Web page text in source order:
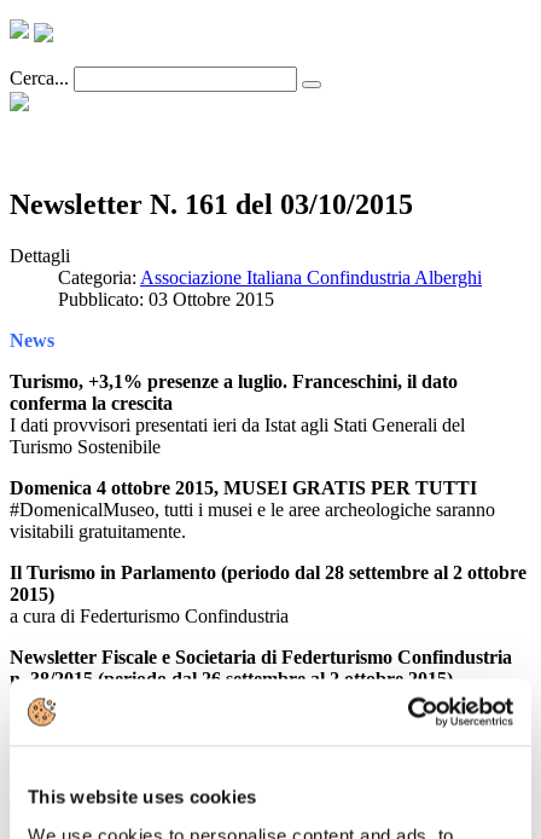
This website uses cookies
We use cookies to personalise content and ads, to
Cerca...
Newsletter N. 161 del 03/10/2015
Dettagli
Categoria: Associazione Italiana Confindustria Alberghi
Pubblicato: 03 Ottobre 2015
News
Turismo, +3,1% presenze a luglio. Franceschini, il dato
conferma la crescita
I dati provvisori presentati ieri da Istat agli Stati Generali del
Turismo Sostenibile
Domenica 4 ottobre 2015, MUSEI GRATIS PER TUTTI
#DomenicalMuseo, tutti i musei e le aree archeologiche saranno
visitabili gratuitamente.
Il Turismo in Parlamento (periodo dal 28 settembre al 2 ottobre
2015)
a cura di Federturismo Confindustria
Newsletter Fiscale e Societaria di Federturismo Confindustria
n. 38/2015 (periodo dal 26 settembre al 2 ottobre 2015)
a cura di Federturismo Confindustria
4,3 milioni di accessi
EVENT REPORT